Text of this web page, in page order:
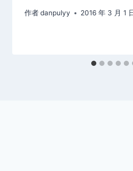
作者danpulyy 2016 年 3 月 1